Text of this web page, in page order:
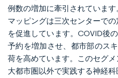
例数の増加に牽引されていま
マッピングは三次センターで
を促進しています。COVID後
予約を増加させ、都市部のス
荷を高めています。このセグメ
大都市圏以外で実践する神経